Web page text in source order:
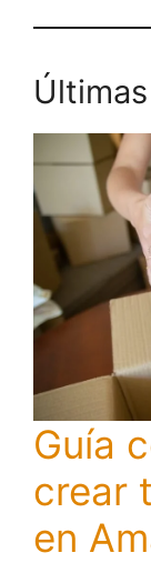
Guía
crear
en